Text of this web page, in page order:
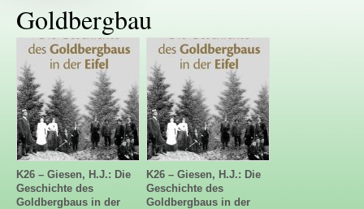
Goldbergbau
K26 – Giesen, H.J.: Die
Geschichte des
Goldbergbaus in der
K26 – Giesen, H.J.: Die
Geschichte des
Goldbergbaus in der